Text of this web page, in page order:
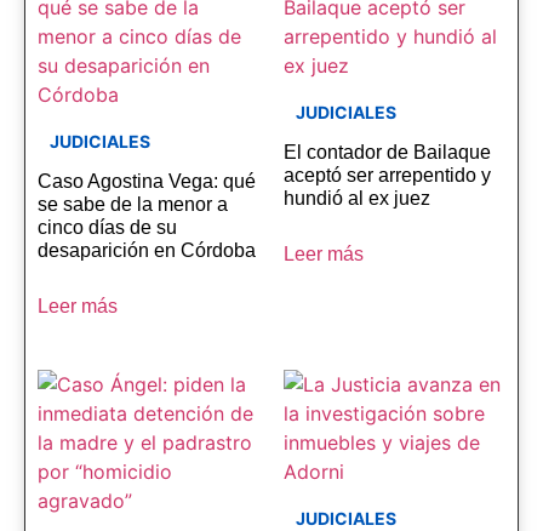
JUDICIALES
Caso Agostina Vega: qué
se sabe de la menor a
cinco días de su
desaparición en Córdoba
Leer más
JUDICIALES
El contador de Bailaque
aceptó ser arrepentido y
hundió al ex juez
Leer más
JUDICIALES